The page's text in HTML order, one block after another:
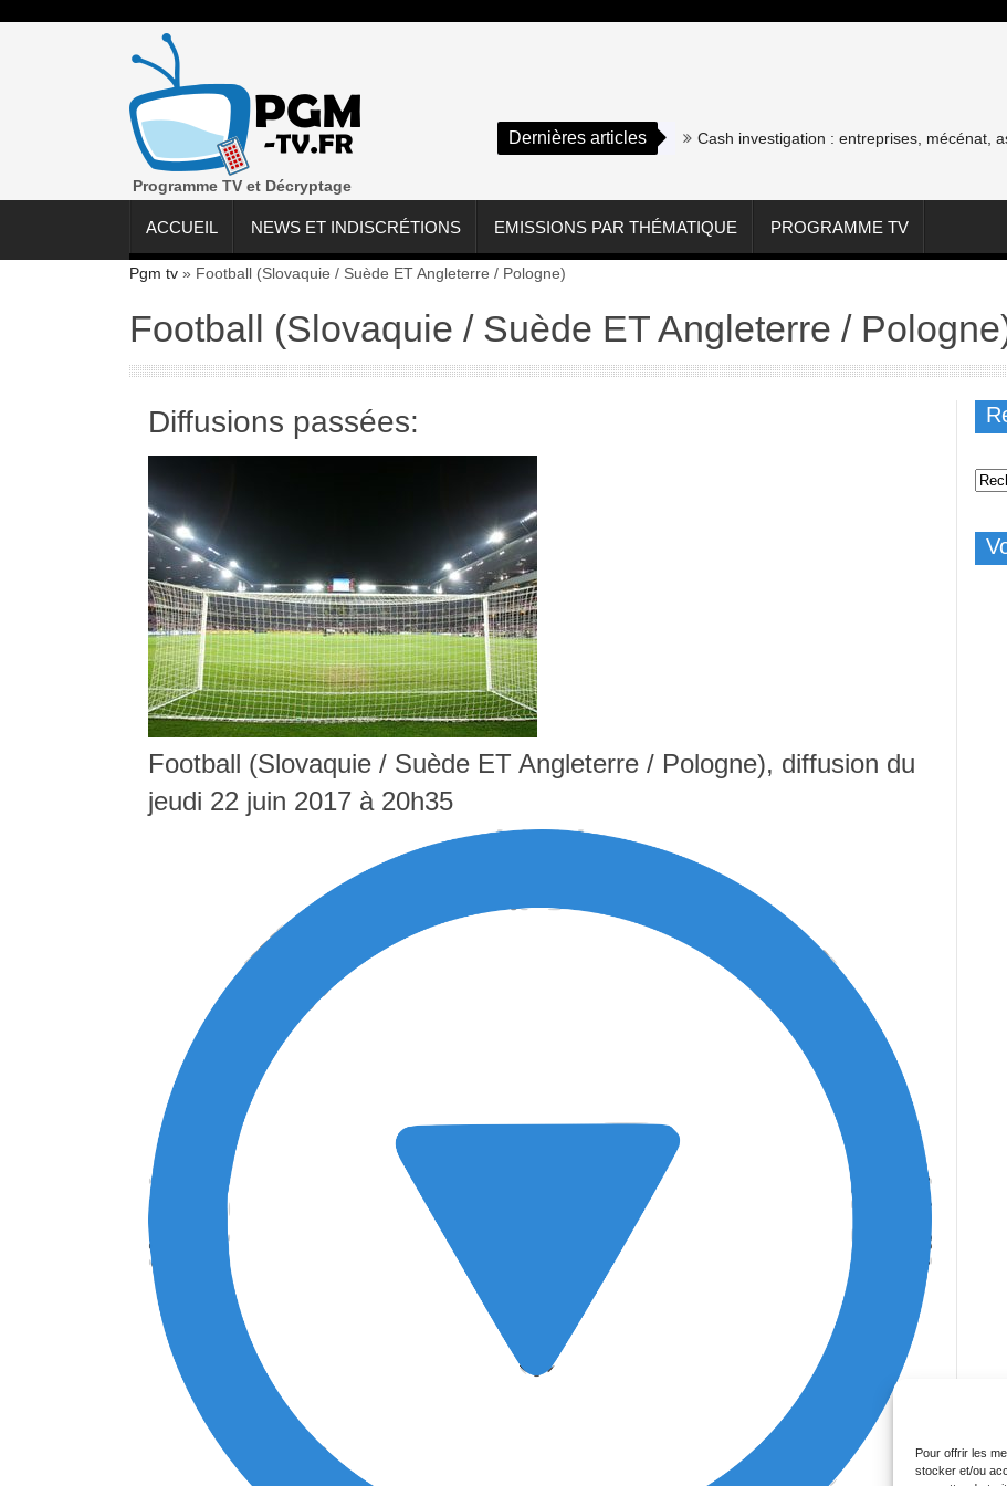
Pour offrir les
stocker et/ou
Programme TV et Décryptage
Dernières articles Cash investigation : entreprises, mécénat,
ACCUEIL NEWS ET INDISCRÉTIONS EMISSIONS PAR THÉMATIQUE PROGRAMME TV
Pgm tv » Football (Slovaquie / Suède ET Angleterre / Pologne)
Football (Slovaquie / Suède ET Angleterre /
Diffusions passées:
Football (Slovaquie / Suède ET Angleterre / Pologne), diffusion du
jeudi 22 juin 2017 à 20h35